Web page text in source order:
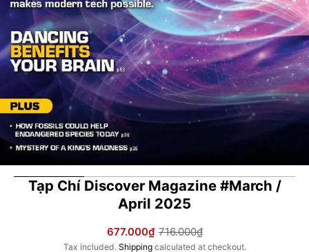
gallery
view
Tạp Chí Discover Magazine #March /
April 2025
Sale
677.000₫
Regular
716.000₫
Tax included. Shippingcalculated at checkout.